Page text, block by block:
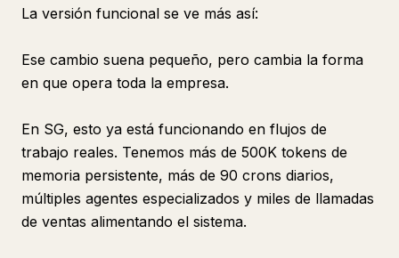
La versión funcional se ve más así:
Ese cambio suena pequeño, pero cambia la forma
en que opera toda la empresa.
En SG, esto ya está funcionando en flujos de
trabajo reales. Tenemos más de 500K tokens de
memoria persistente, más de 90 crons diarios,
múltiples agentes especializados y miles de llamadas
de ventas alimentando el sistema.